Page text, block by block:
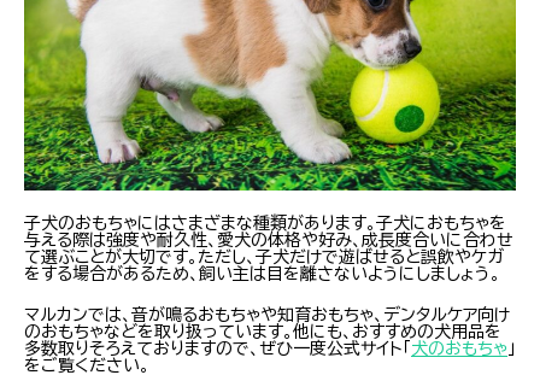
子犬のおもちゃにはさまざまな種類があります。子犬におもちゃを
与える際は強度や耐久性、愛犬の体格や好み、成長度合いに合わせ
て選ぶことが大切です。ただし、子犬だけで遊ばせると誤飲やケガ
をする場合があるため、飼い主は目を離さないようにしましょう。
マルカンでは、音が鳴るおもちゃや知育おもちゃ、デンタルケア向け
のおもちゃなどを取り扱っています。他にも、おすすめの犬用品を
多数取りそろえておりますので、ぜひ一度公式サイト「犬のおもちゃ 」
をご覧ください。